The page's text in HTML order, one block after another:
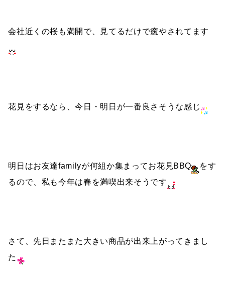
会社近くの桜も満開で、見てるだけで癒やされてます
花見をするなら、今日・明日が一番良さそうな感じ
明日はお友達familyが何組か集まってお花見BBQ
をす
るので、私も今年は春を満喫出来そうです
さて、先日またまた大きい商品が出来上がってきまし
た